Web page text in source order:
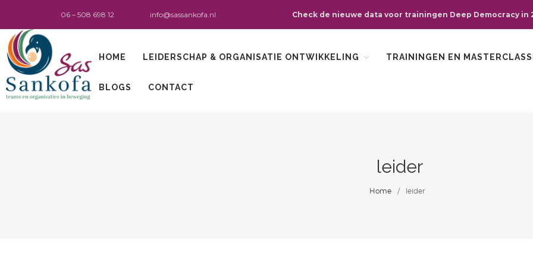
06 – 508 698 12 info@sassankofa.nl Check de nieuwe data voor trainingen Deep Democracy in
HOME LEIDERSCHAP & ORGANISATIE ONTWIKKELING TRAININGEN EN
BLOGS CONTACT
leider
Home / leider